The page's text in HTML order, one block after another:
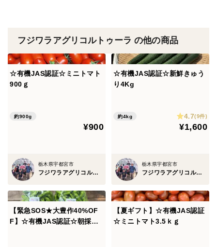
おすすめの食べ方
・電子レンジで温めてホクホク
・夏は冷やして、ひんやり甘い冷やし焼き芋もおすすめ
・バニラアイスを添えて、スイーツに♪
配送方法について（冷凍）
美味しさと甘みを閉じ込めているので、食べたい分だけ
解凍してお楽しみいただけます。
保存方法
冷凍庫で保存してください。
フジワラアグリコルトゥーラ の他の商品
☆有機JAS認証☆ミニトマト
900ｇ
約900g
¥900
栃木県宇都宮市
フジワラアグリコルトゥーラ
☆有機JAS認証☆新鮮きゅう
り4Kg
約4kg 4.7(9件)
¥1,600
栃木県宇都宮市
フジワラアグリコルトゥーラ
【緊急SOS★大豊作40%OF
F】☆有機JAS認証☆朝採れ
【夏ギフト】☆有機JAS認証
☆ミニトマト3.5ｋｇ